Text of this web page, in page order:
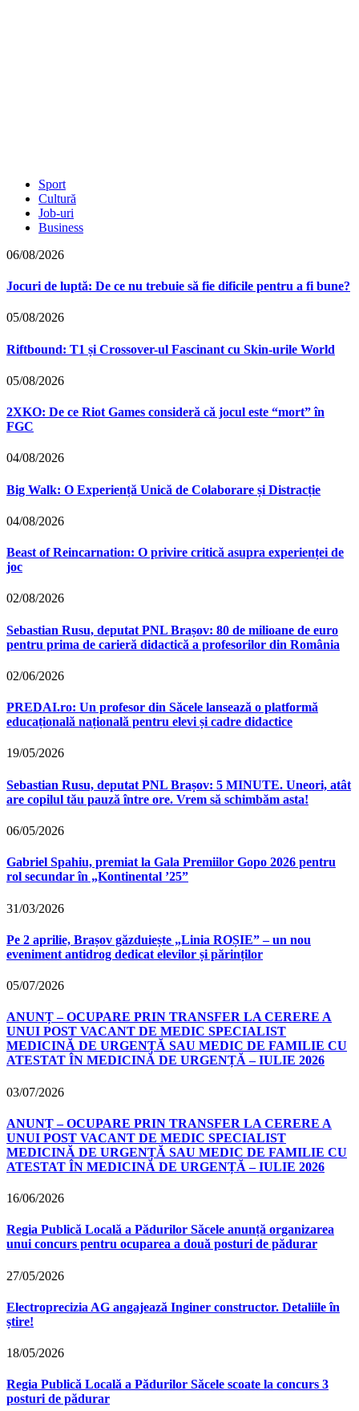
Sport
Cultură
Job-uri
Business
06/08/2026
Jocuri de luptă: De ce nu trebuie să fie dificile pentru a fi bune?
05/08/2026
Riftbound: T1 și Crossover-ul Fascinant cu Skin-urile World
05/08/2026
2XKO: De ce Riot Games consideră că jocul este “mort” în
FGC
04/08/2026
Big Walk: O Experiență Unică de Colaborare și Distracție
04/08/2026
Beast of Reincarnation: O privire critică asupra experienței de
joc
02/08/2026
Sebastian Rusu, deputat PNL Brașov: 80 de milioane de euro
pentru prima de carieră didactică a profesorilor din România
02/06/2026
PREDAI.ro: Un profesor din Săcele lansează o platformă
educațională națională pentru elevi și cadre didactice
19/05/2026
Sebastian Rusu, deputat PNL Brașov: 5 MINUTE. Uneori, atât
are copilul tău pauză între ore. Vrem să schimbăm asta!
06/05/2026
Gabriel Spahiu, premiat la Gala Premiilor Gopo 2026 pentru
rol secundar în „Kontinental ’25”
31/03/2026
Pe 2 aprilie, Brașov găzduiește „Linia ROȘIE” – un nou
eveniment antidrog dedicat elevilor și părinților
05/07/2026
ANUNȚ – OCUPARE PRIN TRANSFER LA CERERE A
UNUI POST VACANT DE MEDIC SPECIALIST
MEDICINĂ DE URGENȚĂ SAU MEDIC DE FAMILIE CU
ATESTAT ÎN MEDICINĂ DE URGENȚĂ – IULIE 2026
03/07/2026
ANUNȚ – OCUPARE PRIN TRANSFER LA CERERE A
UNUI POST VACANT DE MEDIC SPECIALIST
MEDICINĂ DE URGENȚĂ SAU MEDIC DE FAMILIE CU
ATESTAT ÎN MEDICINĂ DE URGENȚĂ – IULIE 2026
16/06/2026
Regia Publică Locală a Pădurilor Săcele anunță organizarea
unui concurs pentru ocuparea a două posturi de pădurar
27/05/2026
Electroprecizia AG angajează Inginer constructor. Detaliile în
știre!
18/05/2026
Regia Publică Locală a Pădurilor Săcele scoate la concurs 3
posturi de pădurar